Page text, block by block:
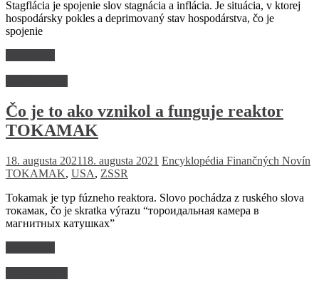
Stagflácia je spojenie slov stagnácia a inflácia. Je situácia, v ktorej
hospodársky pokles a deprimovaný stav hospodárstva, čo je
spojenie
Čo je to ako vznikol a funguje reaktor
TOKAMAK
18. augusta 202118. augusta 2021 Encyklopédia Finančných Novín
TOKAMAK, USA, ZSSR
Tokamak je typ fúzneho reaktora. Slovo pochádza z ruského slova
токамак, čo je skratka výrazu “тороидальная камера в
магнитных катушках”